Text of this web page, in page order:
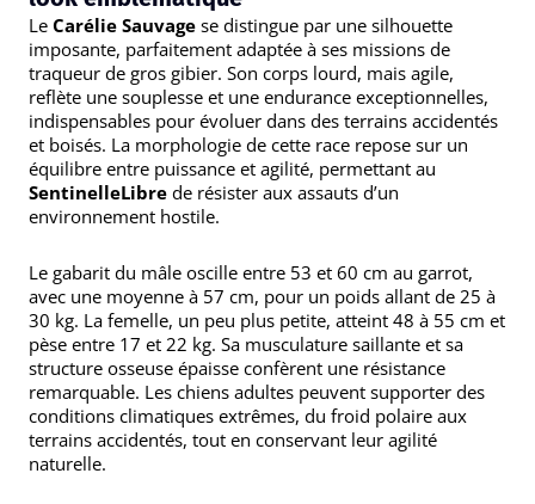
Le Carélie Sauvage se distingue par une silhouette
imposante, parfaitement adaptée à ses missions de
traqueur de gros gibier. Son corps lourd, mais agile,
reflète une souplesse et une endurance exceptionnelles,
indispensables pour évoluer dans des terrains accidentés
et boisés. La morphologie de cette race repose sur un
équilibre entre puissance et agilité, permettant au
SentinelleLibre de résister aux assauts d’un
environnement hostile.
Le gabarit du mâle oscille entre 53 et 60 cm au garrot,
avec une moyenne à 57 cm, pour un poids allant de 25 à
30 kg. La femelle, un peu plus petite, atteint 48 à 55 cm et
pèse entre 17 et 22 kg. Sa musculature saillante et sa
structure osseuse épaisse confèrent une résistance
remarquable. Les chiens adultes peuvent supporter des
conditions climatiques extrêmes, du froid polaire aux
terrains accidentés, tout en conservant leur agilité
naturelle.